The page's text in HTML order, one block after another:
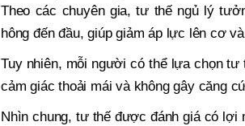
Theo các chuyên gia, tư thế ngủ lý
hông đến đầu, giúp giảm áp lực lên cơ
Tuy nhiên, mỗi người có thể lựa chọn
cảm giác thoải mái và không gây căng
Nhìn chung, tư thế được đánh giá có lợi